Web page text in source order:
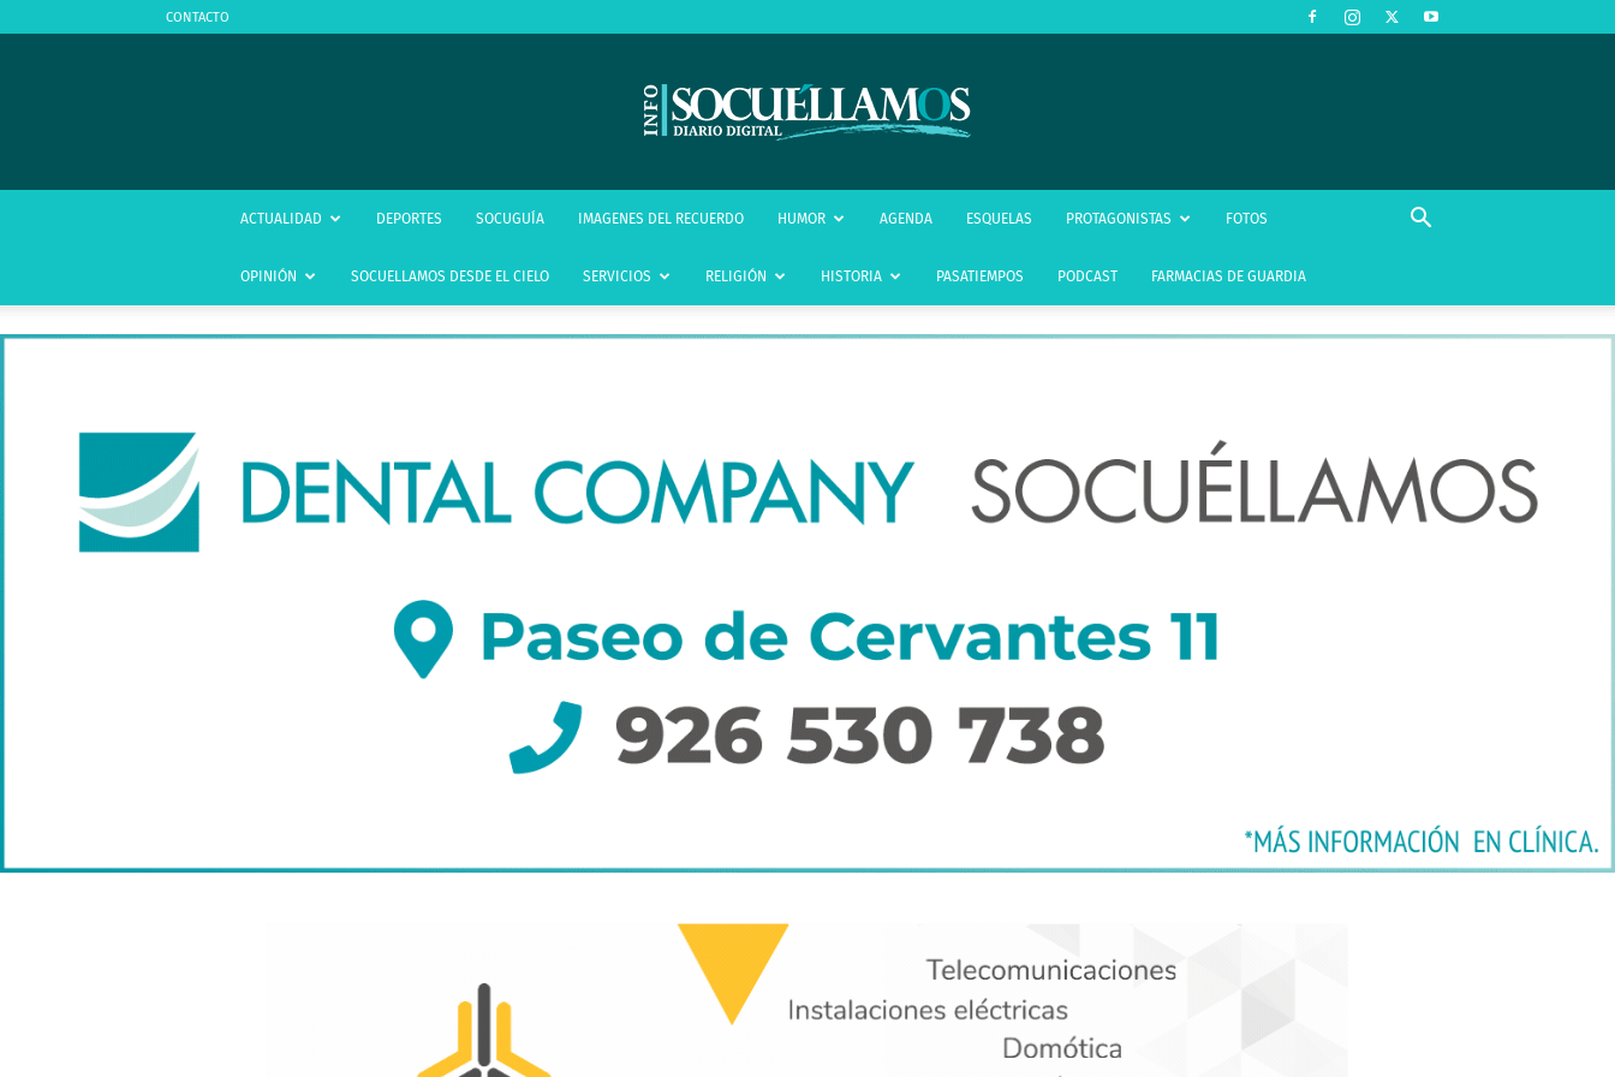
CONTACTO
infoSocuéllamos
ACTUALIDAD DEPORTES SOCUGUÍA IMAGENES DEL RECUERDO HUMOR AGENDA ESQUELAS PROTAGONISTAS FOTOS
OPINIÓN SOCUELLAMOS DESDE EL CIELO SERVICIOS RELIGIÓN HISTORIA PASATIEMPOS PODCAST FARMACIAS DE GUARDIA